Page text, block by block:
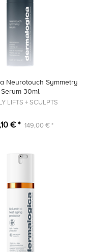
Neurotouch Symmetry
Serum 30ml
LIFTS + SCULPTS
€ * 149,00 € *